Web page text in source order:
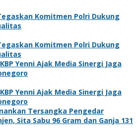
Komitmen Polri Dukung
Komitmen Polri Dukung
Yenni Ajak Media Sinergi Jaga
Yenni Ajak Media Sinergi Jaga
Tersangka Pengedar
Sita Sabu 96 Gram dan Ganja 131